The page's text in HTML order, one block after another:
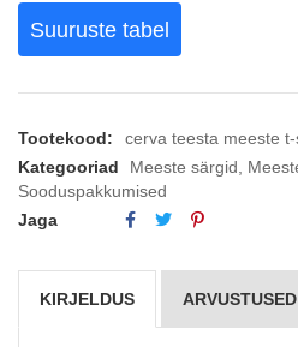
Suuruste tabel
Tootekood:
cerva teesta meeste
Kategooriad
Meeste särgid
Sooduspakkumised
Jaga
KIRJELDUS